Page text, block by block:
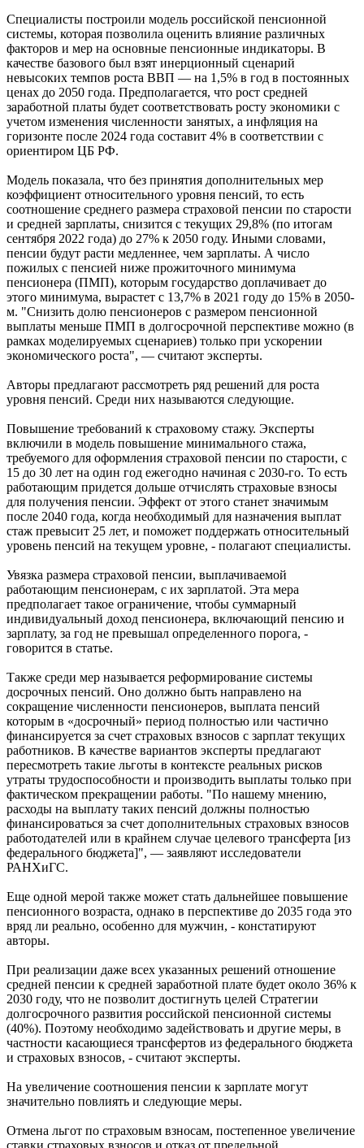
Специалисты построили модель российской пенсионной
системы, которая позволила оценить влияние различных
факторов и мер на основные пенсионные индикаторы. В
качестве базового был взят инерционный сценарий
невысоких темпов роста ВВП — на 1,5% в год в постоянных
ценах до 2050 года. Предполагается, что рост средней
заработной платы будет соответствовать росту экономики с
учетом изменения численности занятых, а инфляция на
горизонте после 2024 года составит 4% в соответствии с
ориентиром ЦБ РФ.
Модель показала, что без принятия дополнительных мер
коэффициент относительного уровня пенсий, то есть
соотношение среднего размера страховой пенсии по старости
и средней зарплаты, снизится с текущих 29,8% (по итогам
сентября 2022 года) до 27% к 2050 году. Иными словами,
пенсии будут расти медленнее, чем зарплаты. А число
пожилых с пенсией ниже прожиточного минимума
пенсионера (ПМП), которым государство доплачивает до
этого минимума, вырастет с 13,7% в 2021 году до 15% в 2050-
м. "Снизить долю пенсионеров с размером пенсионной
выплаты меньше ПМП в долгосрочной перспективе можно (в
рамках моделируемых сценариев) только при ускорении
экономического роста", — считают эксперты.
Авторы предлагают рассмотреть ряд решений для роста
уровня пенсий. Среди них называются следующие.
Повышение требований к страховому стажу. Эксперты
включили в модель повышение минимального стажа,
требуемого для оформления страховой пенсии по старости, с
15 до 30 лет на один год ежегодно начиная с 2030-го. То есть
работающим придется дольше отчислять страховые взносы
для получения пенсии. Эффект от этого станет значимым
после 2040 года, когда необходимый для назначения выплат
стаж превысит 25 лет, и поможет поддержать относительный
уровень пенсий на текущем уровне, - полагают специалисты.
Увязка размера страховой пенсии, выплачиваемой
работающим пенсионерам, с их зарплатой. Эта мера
предполагает такое ограничение, чтобы суммарный
индивидуальный доход пенсионера, включающий пенсию и
зарплату, за год не превышал определенного порога, -
говорится в статье.
Также среди мер называется реформирование системы
досрочных пенсий. Оно должно быть направлено на
сокращение численности пенсионеров, выплата пенсий
которым в «досрочный» период полностью или частично
финансируется за счет страховых взносов с зарплат текущих
работников. В качестве вариантов эксперты предлагают
пересмотреть такие льготы в контексте реальных рисков
утраты трудоспособности и производить выплаты только при
фактическом прекращении работы. "По нашему мнению,
расходы на выплату таких пенсий должны полностью
финансироваться за счет дополнительных страховых взносов
работодателей или в крайнем случае целевого трансферта [из
федерального бюджета]", — заявляют исследователи
РАНХиГС.
Еще одной мерой также может стать дальнейшее повышение
пенсионного возраста, однако в перспективе до 2035 года это
вряд ли реально, особенно для мужчин, - констатируют
авторы.
При реализации даже всех указанных решений отношение
средней пенсии к средней заработной плате будет около 36% к
2030 году, что не позволит достигнуть целей Стратегии
долгосрочного развития российской пенсионной системы
(40%). Поэтому необходимо задействовать и другие меры, в
частности касающиеся трансфертов из федерального бюджета
и страховых взносов, - считают эксперты.
На увеличение соотношения пенсии к зарплате могут
значительно повлиять и следующие меры.
Отмена льгот по страховым взносам, постепенное увеличение
ставки страховых взносов и отказ от предельной